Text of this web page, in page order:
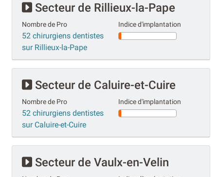
Secteur de Rillieux-la-Pape
Nombre de Pro
52 chirurgiens dentistes
sur Rillieux-la-Pape
Indice d'implantation
Secteur de Caluire-et-Cuire
Nombre de Pro
52 chirurgiens dentistes
sur Caluire-et-Cuire
Indice d'implantation
Secteur de Vaulx-en-Velin